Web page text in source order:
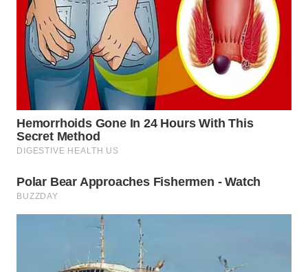
WN
PRIANGAN
TIMUR
WN
SEMARANG
WN
SOLO
WN
BOROBUDUR